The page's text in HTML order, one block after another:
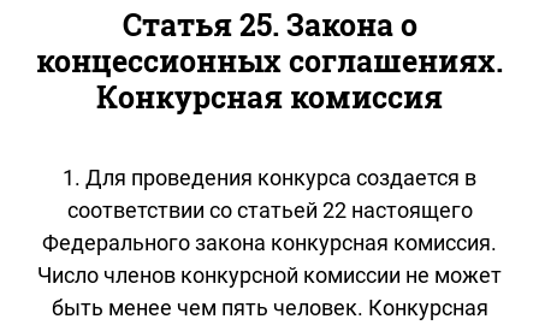
Статья 25. Закона о
концессионных соглашениях.
Конкурсная комиссия
1. Для проведения конкурса создается в
соответствии со статьей 22 настоящего
Федерального закона конкурсная комиссия.
Число членов конкурсной комиссии не может
быть менее чем пять человек. Конкурсная